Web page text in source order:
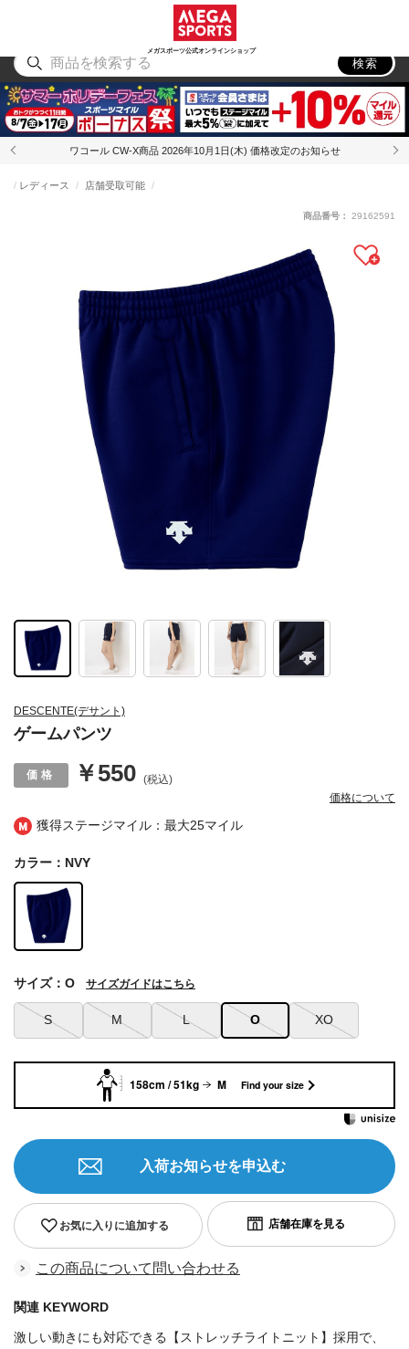
メガスポーツ公式オンラインショップ
アウトドア
検索
ワコール CW-X商品 2026年10月1日(木) 価格改定のお知らせ
獲得ステージマイル：最大25マイル
DESCENTE(デサント)
ゲームパンツ
レディース 店舗受取可能
￥550 (税込)
価格について
商品番号： 29162591
カラー：NVY
S M L O XO
サイズ：O サイズガイドはこちら
お気に入りに追加する
入荷お知らせを申込む
この商品について問い合わせる
関連 KEYWORD
激しい動きにも対応できる【ストレッチライトニット】採用で、
158cm / 51kg M Find your size